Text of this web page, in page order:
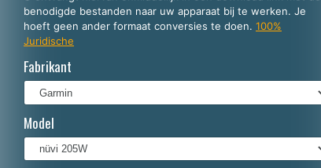
benodigde bestanden naar uw apparaat bij te werken. Je
hoeft geen ander formaat conversies te doen. 100%
Juridische
Fabrikant
Model